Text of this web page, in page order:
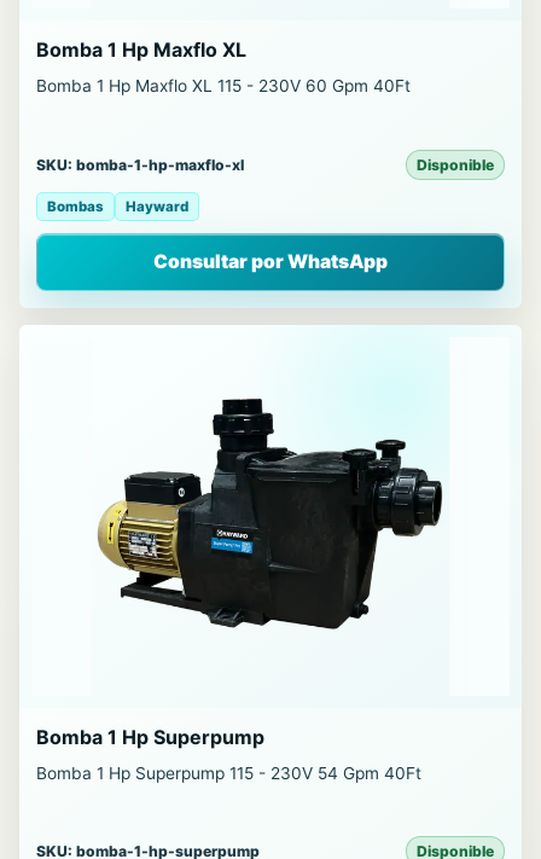
Bomba 1 Hp Maxflo XL
Bomba 1 Hp Maxflo XL 115 - 230V 60 Gpm 40Ft
SKU: bomba-1-hp-maxflo-xl Disponible
Bombas Hayward
Consultar por WhatsApp
Bomba 1 Hp Superpump
Bomba 1 Hp Superpump 115 - 230V 54 Gpm 40Ft
SKU: bomba-1-hp-superpump Disponible